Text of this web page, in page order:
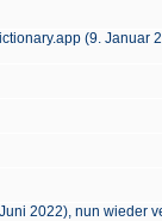
(9. Januar
2022), nun wieder